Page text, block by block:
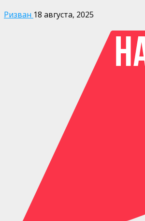
Ризван 18 августа, 2025